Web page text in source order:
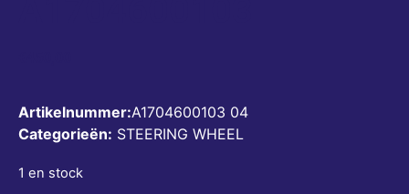
Artikelnummer:A1704600103 04
Categorieën: STEERING WHEEL
1 en stock